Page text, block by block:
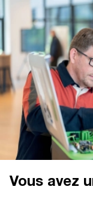
Vous avez